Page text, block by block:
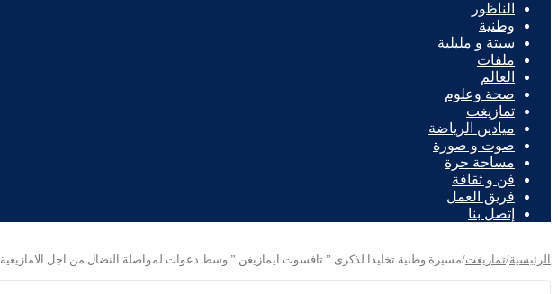
الناظور
وطنية
سبتة و مليلية
ملفات
العالم
صحة وعلوم
تمازيغت
ميادين الرياضة
صوت و صورة
مساحة حرة
فن و ثقافة
فريق العمل
إتصل بنا
الرئيسية/تمازيغت/مسيرة وطنية تخليدا لذكرى ” تافسوت ايمازيغن ” وسط دعوات لمواصلة النضال من اجل الامازيغية